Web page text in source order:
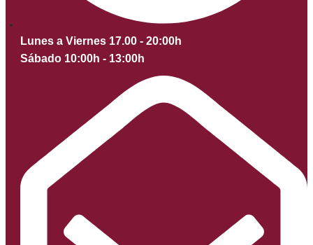
Lunes a Viernes 17.00 - 20:00h
Sábado 10:00h - 13:00h